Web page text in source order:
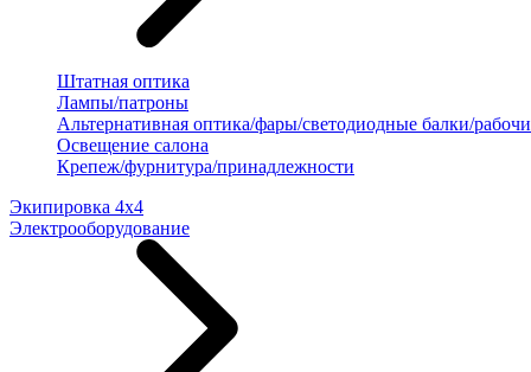
Штатная оптика
Лампы/патроны
Альтернативная оптика/фары/светодиодные балки/
Освещение салона
Крепеж/фурнитура/принадлежности
Экипировка 4х4
Электрооборудование